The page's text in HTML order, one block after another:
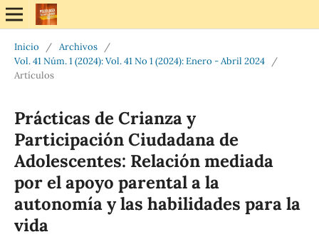
Inicio / Archivos
/
Vol. 41 Núm. 1 (2024): Vol. 41 No 1 (2024): Enero - Abril 2024
/
Artículos
Prácticas de Crianza y
Participación Ciudadana de
Adolescentes: Relación mediada
por el apoyo parental a la
autonomía y las habilidades para la
vida